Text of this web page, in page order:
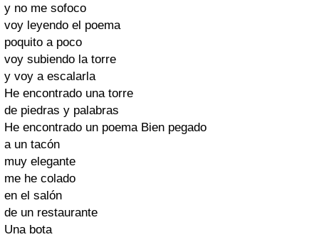
y no me sofoco
voy leyendo el poema
poquito a poco
voy subiendo la torre
y voy a escalarla
He encontrado una torre
de piedras y palabras
He encontrado un poema Bien pegado
a un tacón
muy elegante
me he colado
en el salón
de un restaurante
Una bota